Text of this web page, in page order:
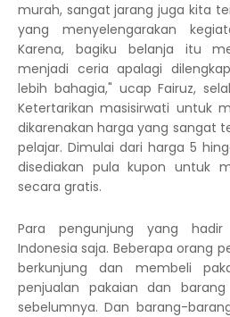
murah, sangat jarang juga kita
yang menyelengarakan
Karena, bagiku belanja itu
menjadi ceria apalagi
lebih bahagia," ucap Fairuz,
Ketertarikan masisirwati untuk
dikarenakan harga yang sangat
pelajar. Dimulai dari harga 5
disediakan pula kupon untuk
secara gratis.
Para pengunjung yang
Indonesia saja. Beberapa orang
berkunjung dan membeli
penjualan pakaian dan
sebelumnya. Dan barang-